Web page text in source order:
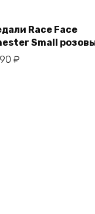
Race Face
Small
₽